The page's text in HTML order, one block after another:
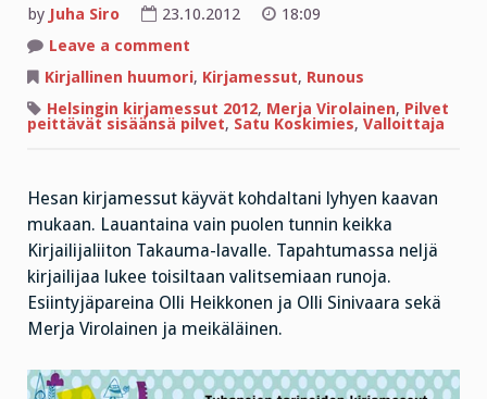
by Juha Siro 23.10.2012
18:09
Leave a comment
Merjan
kanssa
Kirjallinen huumori, Kirjamessut, Runous
Helsingin kirjamessut 2012, Merja Virolainen, Pilvet
peittävät sisäänsä pilvet, Satu Koskimies, Valloittaja
Hesan kirjamessut käyvät kohdaltani lyhyen kaavan
mukaan. Lauantaina vain puolen tunnin keikka
Kirjailijaliiton Takauma-lavalle. Tapahtumassa neljä
kirjailijaa lukee toisiltaan valitsemiaan runoja.
Esiintyjäpareina Olli Heikkonen ja Olli Sinivaara sekä
Merja Virolainen ja meikäläinen.